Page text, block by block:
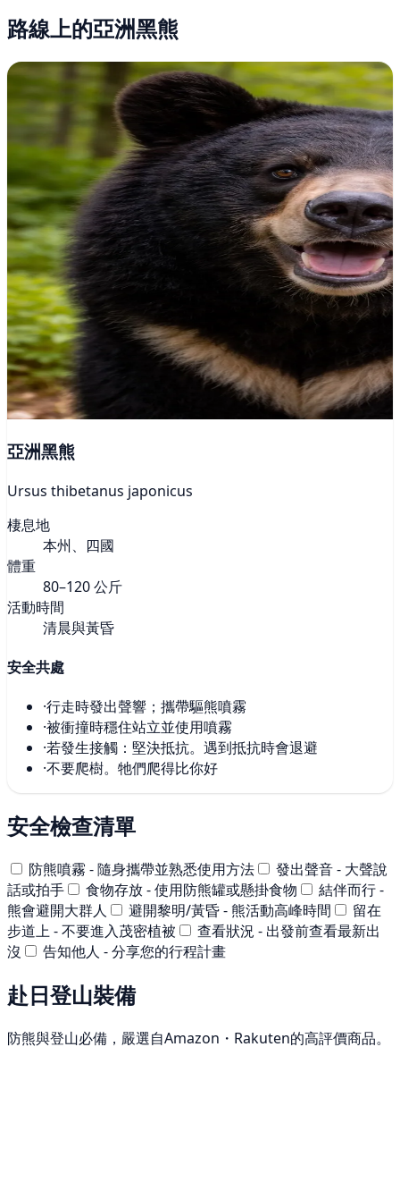
路線上的亞洲黑熊
亞洲黑熊
Ursus thibetanus japonicus
棲息地
本州、四國
體重
80–120 公斤
活動時間
清晨與黃昏
安全共處
·行走時發出聲響；攜帶驅熊噴霧
·被衝撞時穩住站立並使用噴霧
·若發生接觸：堅決抵抗。遇到抵抗時會退避
·不要爬樹。牠們爬得比你好
安全檢查清單
防熊噴霧 - 隨身攜帶並熟悉使用方法
發出聲音 - 大聲說
話或拍手
食物存放 - 使用防熊罐或懸掛食物
結伴而行 -
熊會避開大群人
避開黎明/黃昏 - 熊活動高峰時間
留在
步道上 - 不要進入茂密植被
查看狀況 - 出發前查看最新出
沒
告知他人 - 分享您的行程計畫
赴日登山裝備
防熊與登山必備，嚴選自Amazon・Rakuten的高評價商品。